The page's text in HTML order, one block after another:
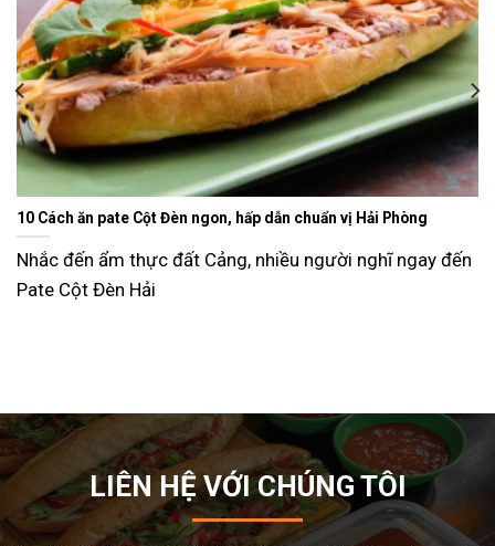
Ăn gì ngày Tết sao cho đỡ ngán và lạ miệng? Gợi ý 15 món ngon
dễ làm tại nhà
Tết Nguyên Đán là dịp sum vầy, nhưng cũng là thời
LIÊN HỆ VỚI CHÚNG TÔI